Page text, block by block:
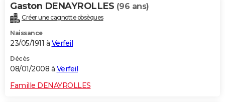
Gaston DENAYROLLES (96 ans)
Créer une cagnotte obsèques
Naissance
23/05/1911 à Verfeil
Décès
08/01/2008 à Verfeil
Famille DENAYROLLES